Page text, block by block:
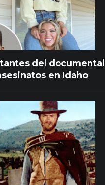
del documental
en Idaho